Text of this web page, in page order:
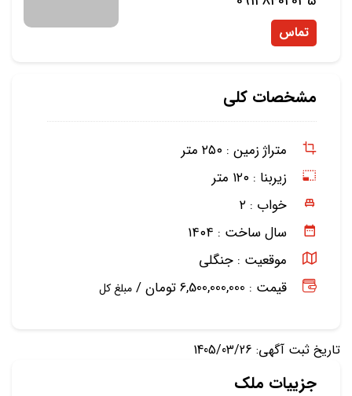
تماس
مشخصات کلی
متراژ زمین : ۲۵۰ متر
زیربنا : ۱۲۰ متر
خواب : ۲
سال ساخت : ۱۴۰۴
موقعیت : جنگلی
قیمت : 6,500,000,000 تومان /
مبلغ کل
تاریخ ثبت آگهی: 1405/03/26
جزییات ملک